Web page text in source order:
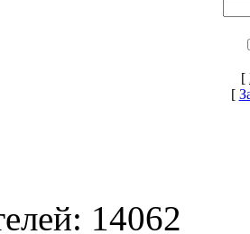
[
[
14062